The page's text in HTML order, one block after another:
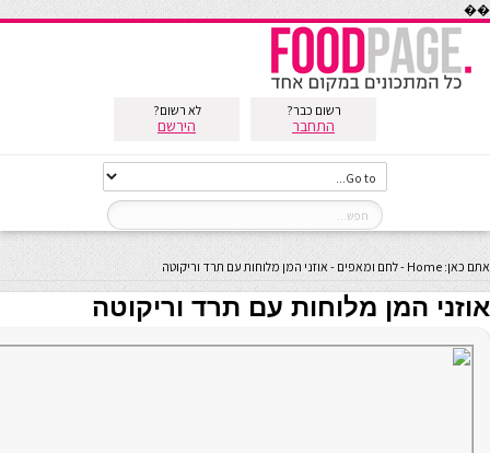
��
רשום כבר?
התחבר
לא רשום?
הירשם
אתם כאן: Home
-לחם ומאפים -אוזני המן מלוחות עם תרד וריקוטה
אוזני המן מלוחות עם תרד וריקוטה